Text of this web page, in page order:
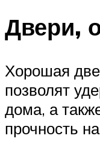
Двери,
Хорошая
позволят
дома, а
прочность